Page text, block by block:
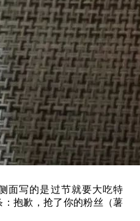
面写的是过节就要大吃特
抱歉，抢了你的粉丝（薯